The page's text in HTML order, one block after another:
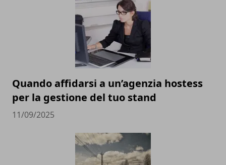
Quando affidarsi a un’agenzia hostess
per la gestione del tuo stand
11/09/2025